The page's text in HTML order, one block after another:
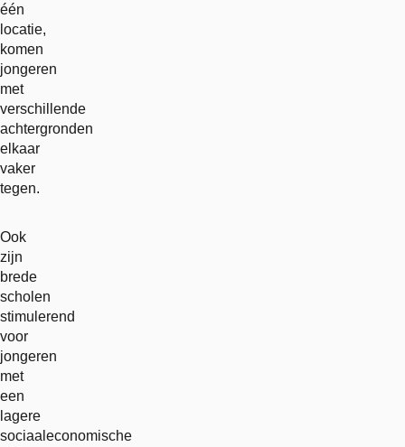
één
locatie,
komen
jongeren
met
verschillende
achtergronden
elkaar
vaker
tegen.
Ook
zijn
brede
scholen
stimulerend
voor
jongeren
met
een
lagere
sociaaleconomische